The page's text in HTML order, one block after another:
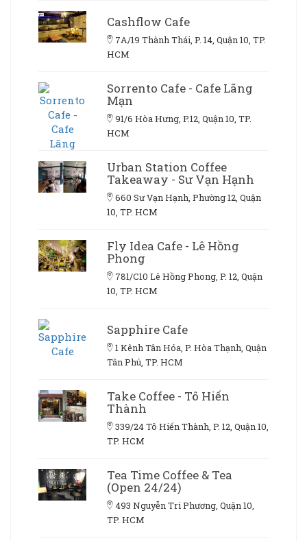
Cashflow Cafe
7A/19 Thành Thái, P. 14, Quận 10, TP.
HCM
Sorrento Cafe - Cafe Lãng
Mạn
91/6 Hòa Hưng, P.12, Quận 10, TP.
HCM
Urban Station Coffee
Takeaway - Sư Vạn Hạnh
660 Sư Vạn Hạnh, Phường 12, Quận
10, TP. HCM
Fly Idea Cafe - Lê Hồng
Phong
781/C10 Lê Hồng Phong, P. 12, Quận
10, TP. HCM
Sapphire Cafe
1 Kênh Tân Hóa, P. Hòa Thạnh, Quận
Tân Phú, TP. HCM
Take Coffee - Tô Hiến
Thành
339/24 Tô Hiến Thành, P. 12, Quận 10,
TP. HCM
Tea Time Coffee & Tea
(Open 24/24)
493 Nguyễn Tri Phương, Quận 10,
TP. HCM